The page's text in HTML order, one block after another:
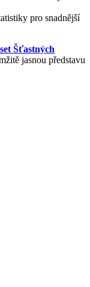
pro snadnější
Šťastných
jasnou představu